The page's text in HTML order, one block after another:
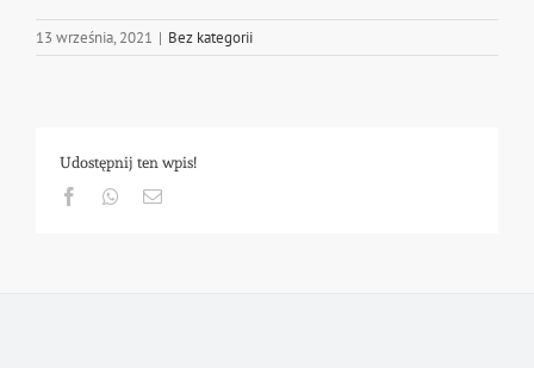
13 września, 2021 | Bez kategorii
Udostępnij ten wpis!
FacebookWhatsapp
Email